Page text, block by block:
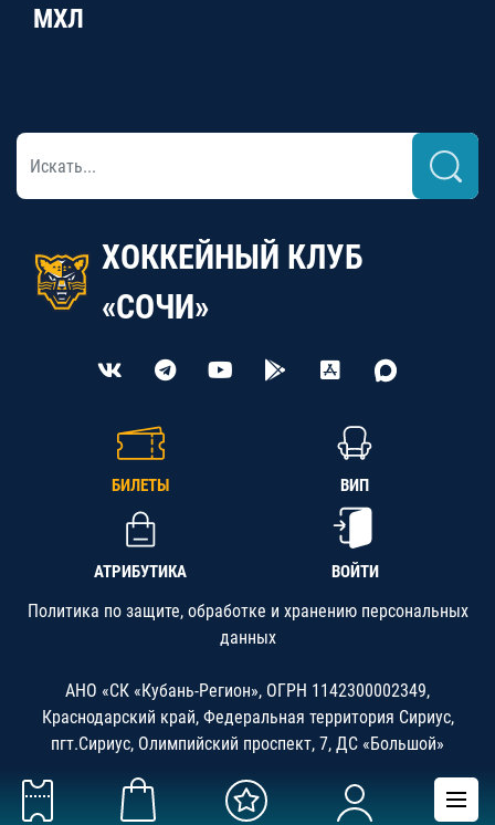
МХЛ
ХОККЕЙНЫЙ КЛУБ
«СОЧИ»
БИЛЕТЫ ВИП
АТРИБУТИКА ВОЙТИ
Политика по защите, обработке и хранению персональных
данных
АНО «СК «Кубань-Регион», ОГРН 1142300002349,
Краснодарский край, Федеральная территория Сириус,
пгт.Сириус, Олимпийский проспект, 7, ДС «Большой»